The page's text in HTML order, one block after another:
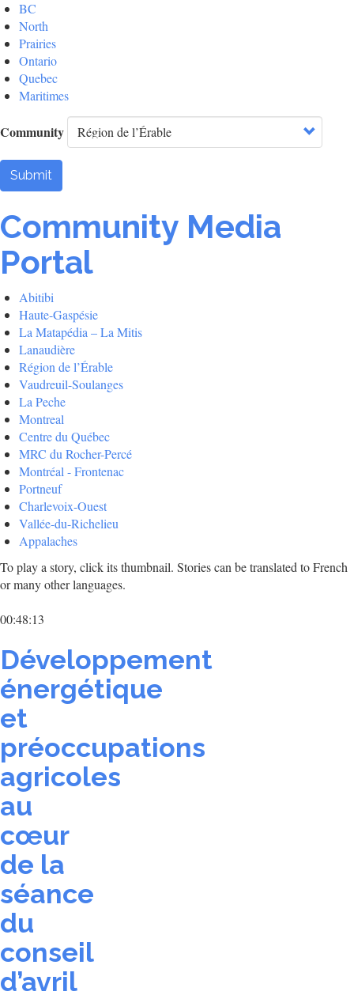
BC
North
Prairies
Ontario
Quebec
Maritimes
Community
Submit
Community Media
Portal
Abitibi
Haute-Gaspésie
La Matapédia – La Mitis
Lanaudière
Région de l’Érable
Vaudreuil-Soulanges
La Peche
Montreal
Centre du Québec
MRC du Rocher-Percé
Montréal - Frontenac
Portneuf
Charlevoix-Ouest
Vallée-du-Richelieu
Appalaches
To play a story, click its thumbnail. Stories can be translated to French
or many other languages.
00:48:13
Développement
énergétique
et
préoccupations
agricoles
au
cœur
de la
séance
du
conseil
d’avril